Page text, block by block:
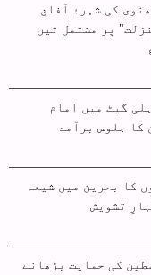
کی شہرۂ آفاق
پر مشتمل تین
گیٹ میں امام
کا جلوس برآمد
کا بحرین میں شیعہ
تشویش
کی حمایت بڑھانے